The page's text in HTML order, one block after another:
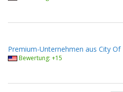
Premium-Unternehmen aus City
Bewertung: +15